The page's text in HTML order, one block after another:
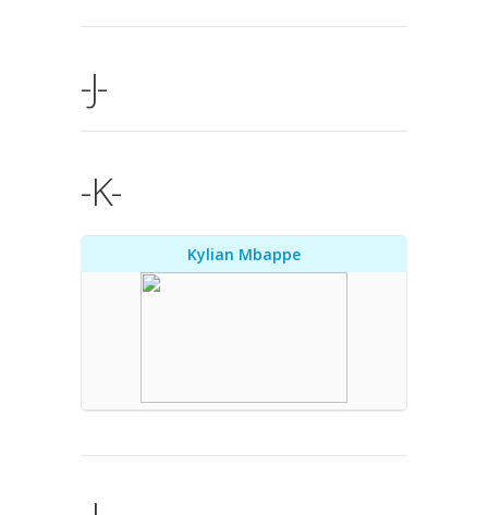
-J-
-K-
Kylian Mbappe